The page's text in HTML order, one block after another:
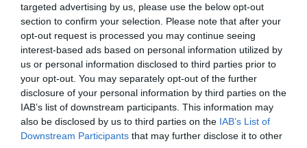
targeted advertising by us, please use the below opt-out
section to confirm your selection. Please note that after your
opt-out request is processed you may continue seeing
interest-based ads based on personal information utilized by
us or personal information disclosed to third parties prior to
your opt-out. You may separately opt-out of the further
disclosure of your personal information by third parties on the
IAB’s list of downstream participants. This information may
also be disclosed by us to third parties on the IAB’s List of
Downstream Participants that may further disclose it to other
Índex2P
Padel Nuestro
Compartir
Imprimir